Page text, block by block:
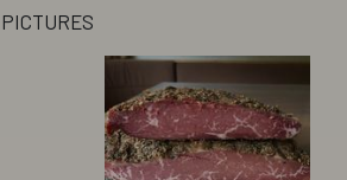
pictures